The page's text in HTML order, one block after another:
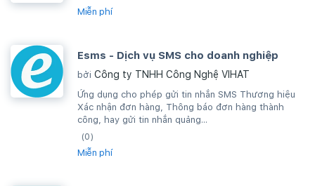
Miễn phí
Esms - Dịch vụ SMS cho doanh nghiệp
bởi Công ty TNHH Công Nghệ VIHAT
Ứng dụng cho phép gửi tin nhắn SMS Thương hiệu
Xác nhận đơn hàng, Thông báo đơn hàng thành
công, hay gửi tin nhắn quảng...
(0)
Miễn phí